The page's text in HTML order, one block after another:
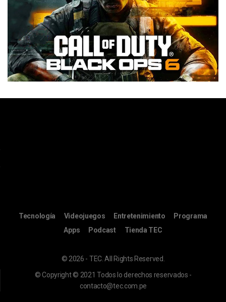
Tecnología Videojuegos Entretenimiento
Programa
Apps
Podcast Tienda TEC
© 2026 - TEC. All Rights Reserved.
© Copyright © 2021 Todos lo derechos reservados -
contacto@tec.com.pe